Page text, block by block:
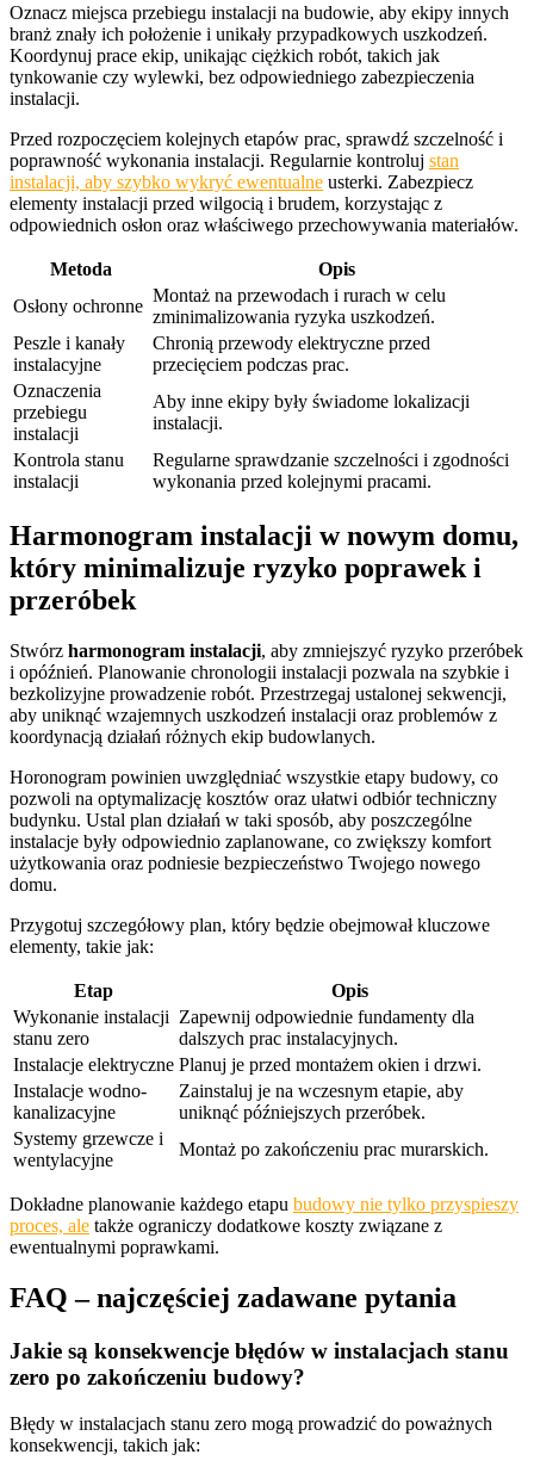
Oznacz miejsca przebiegu instalacji na budowie, aby ekipy innych
branż znały ich położenie i unikały przypadkowych uszkodzeń.
Koordynuj prace ekip, unikając ciężkich robót, takich jak
tynkowanie czy wylewki, bez odpowiedniego zabezpieczenia
instalacji.
Przed rozpoczęciem kolejnych etapów prac, sprawdź szczelność i
poprawność wykonania instalacji. Regularnie kontroluj stan
instalacji, aby szybko wykryć ewentualne usterki. Zabezpiecz
elementy instalacji przed wilgocią i brudem, korzystając z
odpowiednich osłon oraz właściwego przechowywania materiałów.
Metoda
Opis
Osłony ochronne
Montaż na przewodach i rurach w celu
zminimalizowania ryzyka uszkodzeń.
Peszle i kanały
instalacyjne
Chronią przewody elektryczne przed
przecięciem podczas prac.
Oznaczenia
przebiegu
instalacji
Aby inne ekipy były świadome lokalizacji
instalacji.
Kontrola stanu
instalacji
Regularne sprawdzanie szczelności i zgodności
wykonania przed kolejnymi pracami.
Harmonogram instalacji w nowym domu,
który minimalizuje ryzyko poprawek i
przeróbek
Stwórz harmonogram instalacji, aby zmniejszyć ryzyko przeróbek
i opóźnień. Planowanie chronologii instalacji pozwala na szybkie i
bezkolizyjne prowadzenie robót. Przestrzegaj ustalonej sekwencji,
aby uniknąć wzajemnych uszkodzeń instalacji oraz problemów z
koordynacją działań różnych ekip budowlanych.
Horonogram powinien uwzględniać wszystkie etapy budowy, co
pozwoli na optymalizację kosztów oraz ułatwi odbiór techniczny
budynku. Ustal plan działań w taki sposób, aby poszczególne
instalacje były odpowiednio zaplanowane, co zwiększy komfort
użytkowania oraz podniesie bezpieczeństwo Twojego nowego
domu.
Przygotuj szczegółowy plan, który będzie obejmował kluczowe
elementy, takie jak:
Etap
Opis
Wykonanie instalacji
stanu zero
Zapewnij odpowiednie fundamenty dla
dalszych prac instalacyjnych.
Instalacje elektryczne Planuj je przed montażem okien i drzwi.
Instalacje wodno-
kanalizacyjne
Zainstaluj je na wczesnym etapie, aby
uniknąć późniejszych przeróbek.
Systemy grzewcze i
wentylacyjne
Montaż po zakończeniu prac murarskich.
Dokładne planowanie każdego etapu budowy nie tylko przyspieszy
proces, ale także ograniczy dodatkowe koszty związane z
ewentualnymi poprawkami.
FAQ – najczęściej zadawane pytania
Jakie są konsekwencje błędów w instalacjach stanu
zero po zakończeniu budowy?
Błędy w instalacjach stanu zero mogą prowadzić do poważnych
konsekwencji, takich jak: